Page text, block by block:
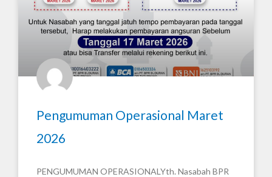
Pengumuman Operasional Maret
2026
PENGUMUMAN OPERASIONALYth. Nasabah BPR